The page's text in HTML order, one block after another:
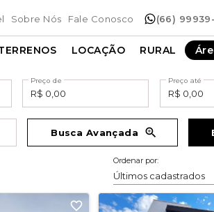
Sobre Nós Fale Conosco (66)
LOCAÇÃO RURAL
Preço de Preço até
Busca Avançada
Ordenar por:
Últimos cadastrados